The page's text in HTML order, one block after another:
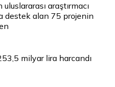
araştırmacı
destek alan 75 projenin
milyar lira harcandı